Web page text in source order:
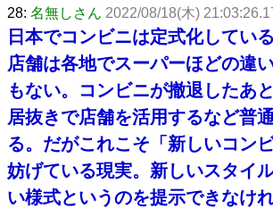
28: 名無しさん 2022/08/18(木)
日本でコンビニは定式化してい
店舗は各地でスーパーほどの違
もない。コンビニが撤退したあ
居抜きで店舗を活用するなど普
る。だがこれこそ「新しいコン
妨げている現実。新しいスタイ
い様式というのを提示できなけ